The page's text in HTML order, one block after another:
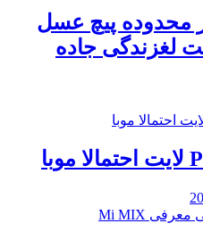
محدوده پیچ عسل
لغزندگی جاده